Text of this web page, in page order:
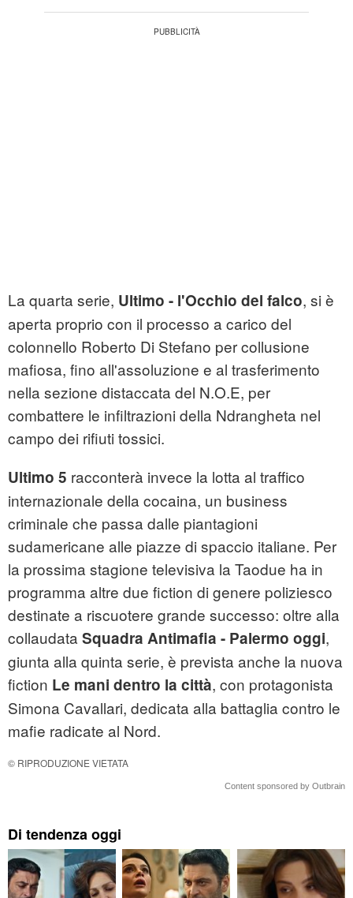
La quarta serie, Ultimo - l'Occhio del falco, si è
aperta proprio con il processo a carico del
colonnello Roberto Di Stefano per collusione
mafiosa, fino all'assoluzione e al trasferimento
nella sezione distaccata del N.O.E, per
combattere le infiltrazioni della Ndrangheta nel
campo dei rifiuti tossici.
Ultimo 5 racconterà invece la lotta al traffico
internazionale della cocaina, un business
criminale che passa dalle piantagioni
sudamericane alle piazze di spaccio italiane. Per
la prossima stagione televisiva la Taodue ha in
programma altre due fiction di genere poliziesco
destinate a riscuotere grande successo: oltre alla
collaudata Squadra Antimafia - Palermo oggi,
giunta alla quinta serie, è prevista anche la nuova
fiction Le mani dentro la città, con protagonista
Simona Cavallari, dedicata alla battaglia contro le
mafie radicate al Nord.
© RIPRODUZIONE VIETATA
Content sponsored by Outbrain
Di tendenza oggi